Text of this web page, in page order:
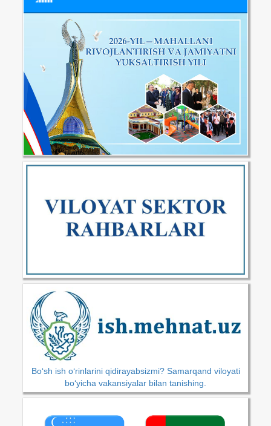
Bo‘sh ish o‘rinlarini qidirayabsizmi? Samarqand viloyati
bo‘yicha vakansiyalar bilan tanishing.